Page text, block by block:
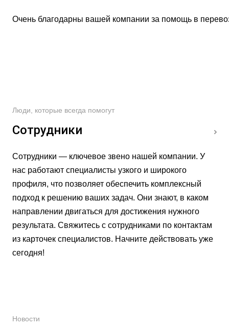
Очень благодарны вашей компании за помощь в
Люди, которые всегда помогут
Сотрудники
Сотрудники — ключевое звено нашей компании. У
нас работают специалисты узкого и широкого
профиля, что позволяет обеспечить комплексный
подход к решению ваших задач. Они знают, в каком
направлении двигаться для достижения нужного
результата. Свяжитесь с сотрудниками по контактам
из карточек специалистов. Начните действовать уже
сегодня!
отдела
логистики
Денис
Булыгин
отдела
логистики
Бокарев
Анатолий
отдела
логистики
Сергей
Зюзев
отдела
логистики
Кремлев
Александр
Новости